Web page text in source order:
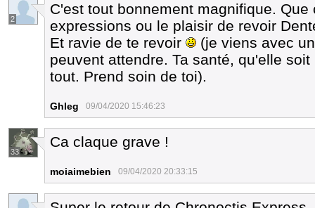
2
C'est tout bonnement magnifique.
expressions ou le plaisir de revoir
Et ravie de te revoir
(je viens avec
peuvent attendre. Ta santé, qu'elle
tout. Prend soin de toi).
Ghleg 09/04/2020 15:46:23
33
Ca claque grave !
moiaimebien 09/04/2020 20:33:15